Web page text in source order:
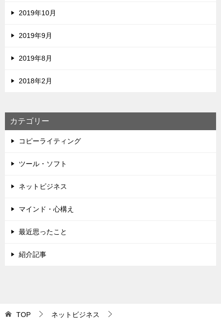
2019年10月
2019年9月
2019年8月
2018年2月
カテゴリー
コピーライティング
ツール・ソフト
ネットビジネス
マインド・心構え
最近思ったこと
紹介記事
TOP ネットビジネス